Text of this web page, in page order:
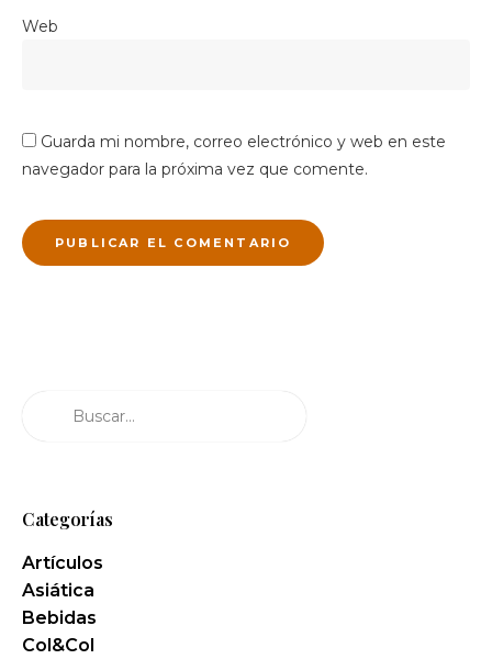
Web
Guarda mi nombre, correo electrónico y web en este
navegador para la próxima vez que comente.
Categorías
Artículos
Asiática
Bebidas
Col&Col